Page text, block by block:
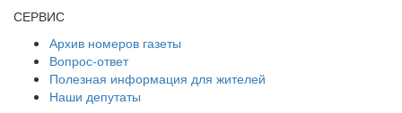
СЕРВИС
Архив номеров газеты
Вопрос-ответ
Полезная информация для жителей
Наши депутаты